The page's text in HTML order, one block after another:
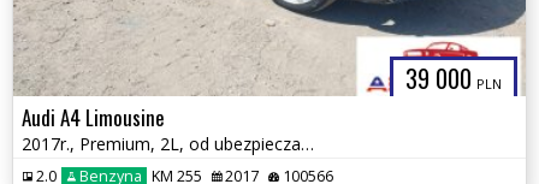
39 000 PLN
Audi A4 Limousine
2017r., Premium, 2L, od ubezpieczalni
2.0 Benzyna KM 255 2017 100566